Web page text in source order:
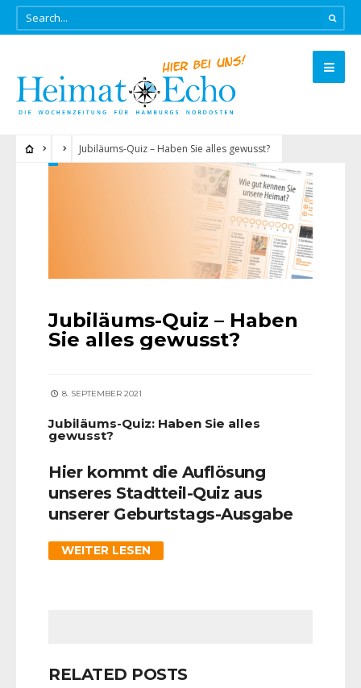
Jubiläums-Quiz – Haben Sie alles gewusst?
Jubiläums-Quiz – Haben
Sie alles gewusst?
8. SEPTEMBER 2021
Jubiläums-Quiz: Haben Sie alles
gewusst?
Hier kommt die Auflösung
unseres Stadtteil-Quiz aus
unserer Geburtstags-Ausgabe
WEITER LESEN
RELATED POSTS